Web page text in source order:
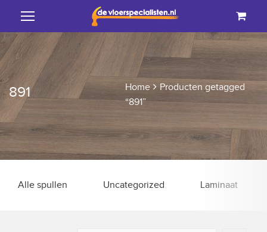
891 Home
Producten getagged
“891”
Alle spullen Uncategorized Laminaat